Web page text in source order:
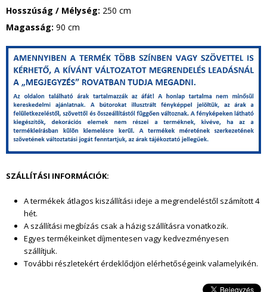
Hosszúság / Mélység: 250 cm
Magasság: 90 cm
g
k
e
l
SZÁLLÍTÁSI INFORMÁCIÓK:
A termékek átlagos kiszállítási ideje a megrendeléstől számított 4
hét.
A szállítási megbízás csak a házig szállításra vonatkozik.
Egyes termékeinket díjmentesen vagy kedvezményesen
szállítjuk.
További részletekért érdeklődjön elérhetőségeink valamelyikén.